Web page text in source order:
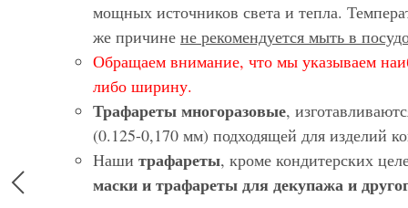
мощных источников света и тепла.
же причине не рекомендуется мыть в
Обращаем внимание, что мы указываем
либо ширину.
Трафареты многоразовые,
(0.125-0,170 мм) подходящей для изделий
Наши трафареты, кроме кондитерских
маски и трафареты для декупажа и